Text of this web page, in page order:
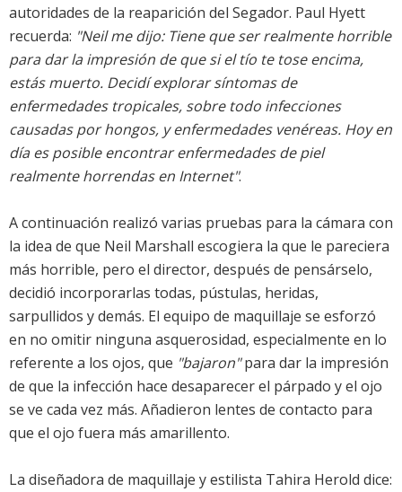
autoridades de la reaparición del Segador. Paul Hyett
recuerda: "Neil me dijo: Tiene que ser realmente horrible
para dar la impresión de que si el tío te tose encima,
estás muerto. Decidí explorar síntomas de
enfermedades tropicales, sobre todo infecciones
causadas por hongos, y enfermedades venéreas. Hoy en
día es posible encontrar enfermedades de piel
realmente horrendas en Internet".
A continuación realizó varias pruebas para la cámara con
la idea de que Neil Marshall escogiera la que le pareciera
más horrible, pero el director, después de pensárselo,
decidió incorporarlas todas, pústulas, heridas,
sarpullidos y demás. El equipo de maquillaje se esforzó
en no omitir ninguna asquerosidad, especialmente en lo
referente a los ojos, que "bajaron"para dar la impresión
de que la infección hace desaparecer el párpado y el ojo
se ve cada vez más. Añadieron lentes de contacto para
que el ojo fuera más amarillento.
La diseñadora de maquillaje y estilista Tahira Herold dice: